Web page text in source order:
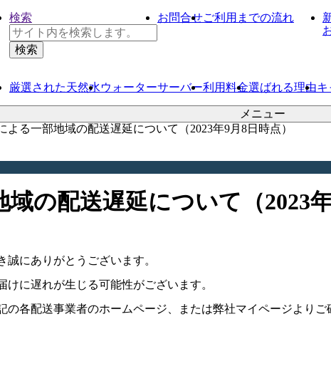
メニュー
厳選された天然水ウォーターサーバー利用料金選ばれる理由キ
検索 お問合せご利用までの流れ
よる一部地域の配送遅延について（2023年9月8日時点）
の配送遅延について（2023年
にありがとうございます。
に遅れが生じる可能性がございます。
各配送事業者のホームページ、または弊社マイページよりご